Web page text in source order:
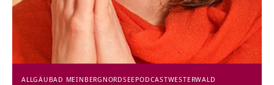
ALLGÄU BAD MEINBERG NORDSEEPODCASTWESTERWALD